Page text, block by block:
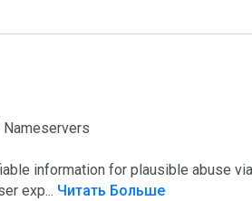
information for plausible abuse
exp... Читать Больше